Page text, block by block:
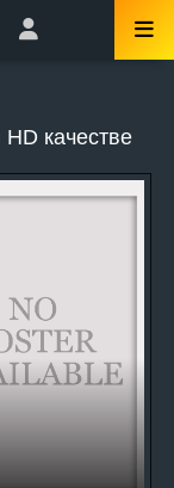
качестве